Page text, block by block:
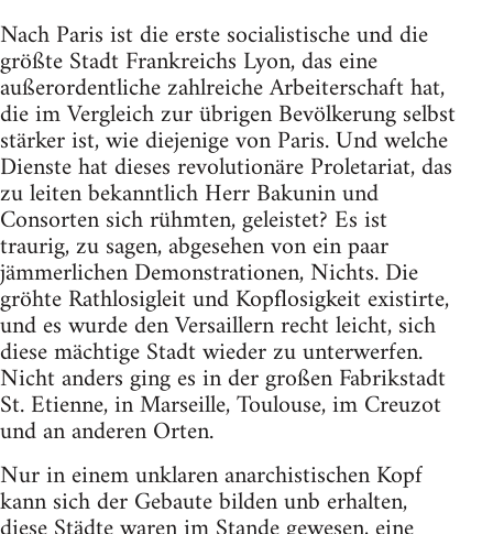
Nach Paris ist die erste socialistische und die
größte Stadt Frankreichs Lyon, das eine
außerordentliche zahlreiche Arbeiterschaft hat,
die im Vergleich zur übrigen Bevölkerung selbst
stärker ist, wie diejenige von Paris. Und welche
Dienste hat dieses revolutionäre Proletariat, das
zu leiten bekanntlich Herr Bakunin und
Consorten sich rühmten, geleistet? Es ist
traurig, zu sagen, abgesehen von ein paar
jämmerlichen Demonstrationen, Nichts. Die
gröhte Rathlosigleit und Kopflosigkeit existirte,
und es wurde den Versaillern recht leicht, sich
diese mächtige Stadt wieder zu unterwerfen.
Nicht anders ging es in der großen Fabrikstadt
St. Etienne, in Marseille, Toulouse, im Creuzot
und an anderen Orten.
Nur in einem unklaren anarchistischen Kopf
kann sich der Gebaute bilden unb erhalten,